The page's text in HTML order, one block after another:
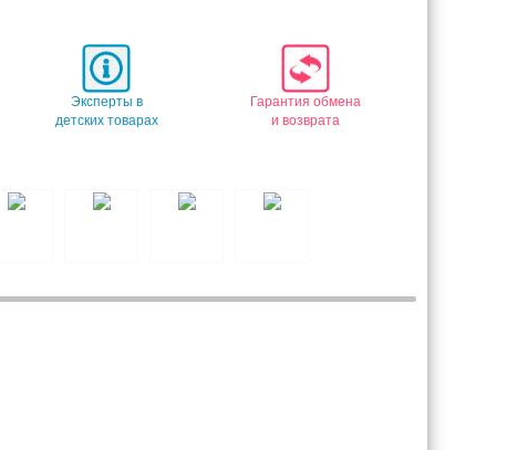
Эксперты в
детских товарах
Гарантия обмена
и возврата